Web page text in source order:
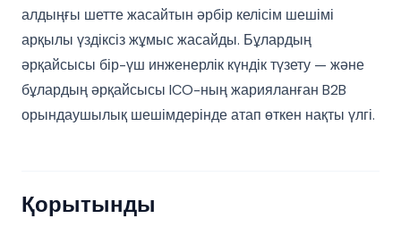
алдыңғы шетте жасайтын әрбір келісім шешімі
арқылы үздіксіз жұмыс жасайды. Бұлардың
әрқайсысы бір-үш инженерлік күндік түзету — және
бұлардың әрқайсысы ICO-ның жарияланған B2B
орындаушылық шешімдерінде атап өткен нақты үлгі.
Қорытынды